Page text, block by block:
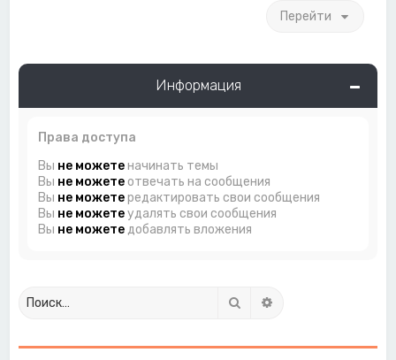
Перейти
Информация
Права доступа
Вы не можетеначинать темы
Вы не можетеотвечать на сообщения
Вы не можетередактировать свои сообщения
Вы не можетеудалять свои сообщения
Вы не можетедобавлять вложения
Поиск